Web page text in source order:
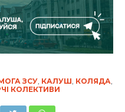
ЗСУ, КАЛУШ КОЛЯДА
КОЛЕКТИВИ